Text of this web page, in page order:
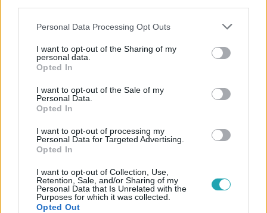
Please note that this website/app uses one or more Google
not limited to your visit or usage behaviour. You may click to
grant or deny consent to Google and its third-party tags to
use your data for below specified purposes in below Google
consent section.
Personal Data Processing Opt Outs
I want to opt-out of the Sharing of my
personal data.
Opted In
I want to opt-out of the Sale of my
Personal Data.
Opted In
I want to opt-out of processing my
Personal Data for Targeted Advertising.
Opted In
I want to opt-out of Collection, Use,
Retention, Sale, and/or Sharing of my
Personal Data that Is Unrelated with the
Purposes for which it was collected.
Opted Out
2:08
Két nyomozás is folyik a Magyar Triatlon
Szövetség elnöke ellen
Két nyomozás is folyamatban van Szabó Zsolt fideszes